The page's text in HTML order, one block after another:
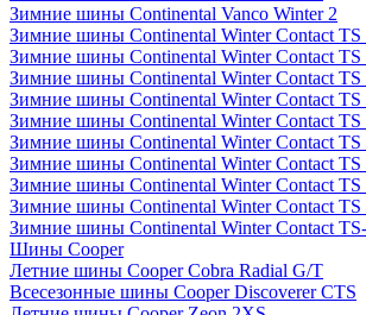
Зимние шины Continental Vanco Winter 2
Зимние шины Continental Winter Contact TS
Зимние шины Continental Winter Contact TS
Зимние шины Continental Winter Contact TS
Зимние шины Continental Winter Contact TS
Зимние шины Continental Winter Contact TS
Зимние шины Continental Winter Contact TS
Зимние шины Continental Winter Contact TS
Зимние шины Continental Winter Contact TS
Зимние шины Continental Winter Contact TS
Зимние шины Continental Winter Contact
Шины Cooper
Летние шины Cooper Cobra Radial G/T
Всесезонные шины Cooper Discoverer CTS